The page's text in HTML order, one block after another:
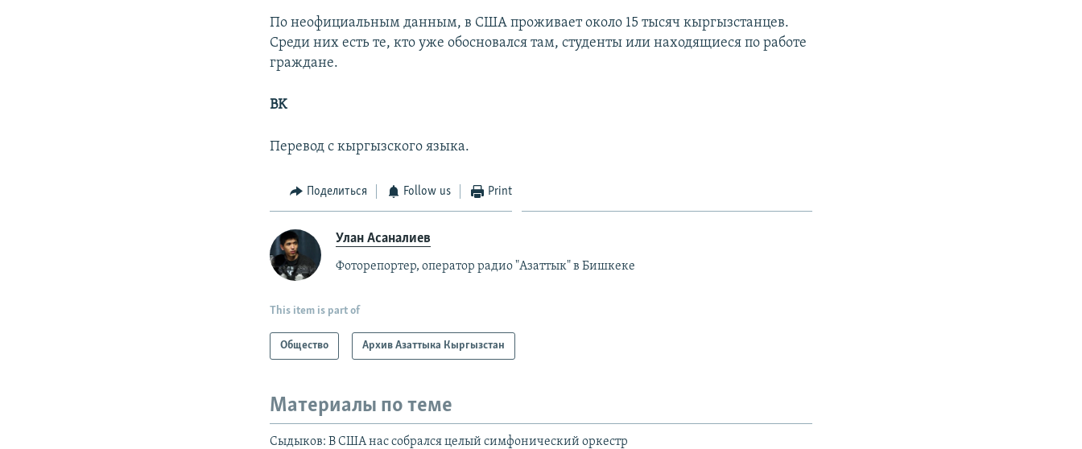
По неофициальным данным, в США проживает около 15 тысяч кыргызстанцев.
Среди них есть те, кто уже обосновался там, студенты или находящиеся по работе
граждане.
BK
Перевод с кыргызского языка.
Поделиться Follow us Print
Улан Асаналиев
Фоторепортер, оператор радио "Азаттык" в Бишкеке
This item is part of
Общество Архив Азаттыка Кыргызстан
Материалы по теме
Сыдыков: В США нас собрался целый симфонический оркестр